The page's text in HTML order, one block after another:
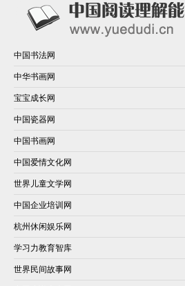
中国书法网
中华书画网
宝宝成长网
中国瓷器网
中国书画网
中国爱情文化网
世界儿童文学网
中国企业培训网
杭州休闲娱乐网
学习力教育智库
世界民间故事网